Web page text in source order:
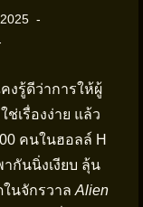
งรู้ดีว่าการให้ผู้
เรื่องง่าย แล้ว
คนในฮอลล์ H
กันนิ่งเงียบ ลุ้น
นจักรวาล Alien